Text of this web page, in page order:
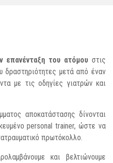
επανένταξη του ατόμου στις
δραστηριότητες μετά από έναν
με τις οδηγίες γιατρών και
αποκατάστασης δίνονται
personal trainer, ώστε να
πρωτόκολλο.
και βελτιώνουμε